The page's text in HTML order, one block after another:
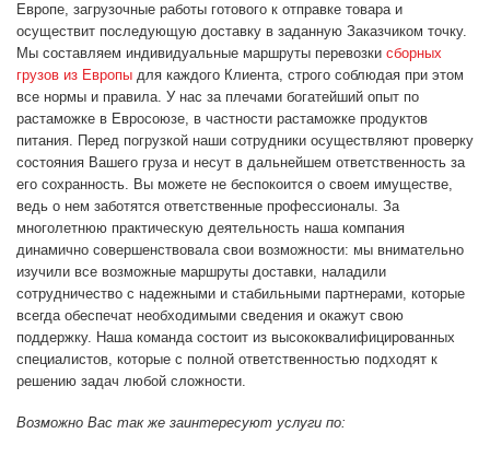
Европе, загрузочные работы готового к отправке товара и
осуществит последующую доставку в заданную Заказчиком точку.
Мы составляем индивидуальные маршруты перевозки сборных
грузов из Европы для каждого Клиента, строго соблюдая при этом
все нормы и правила. У нас за плечами богатейший опыт по
растаможке в Евросоюзе, в частности растаможке продуктов
питания. Перед погрузкой наши сотрудники осуществляют проверку
состояния Вашего груза и несут в дальнейшем ответственность за
его сохранность. Вы можете не беспокоится о своем имуществе,
ведь о нем заботятся ответственные профессионалы. За
многолетнюю практическую деятельность наша компания
динамично совершенствовала свои возможности: мы внимательно
изучили все возможные маршруты доставки, наладили
сотрудничество с надежными и стабильными партнерами, которые
всегда обеспечат необходимыми сведения и окажут свою
поддержку. Наша команда состоит из высококвалифицированных
специалистов, которые с полной ответственностью подходят к
решению задач любой сложности.
Возможно Вас так же заинтересуют услуги по: